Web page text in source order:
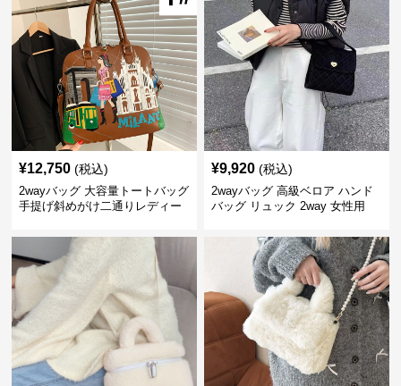
¥12,750 (税込)
2wayバッグ 大容量トートバッグ
手提げ斜めがけ二通りレディー
¥9,920 (税込)
2wayバッグ 高級ベロア ハンド
バッグ リュック 2way 女性用